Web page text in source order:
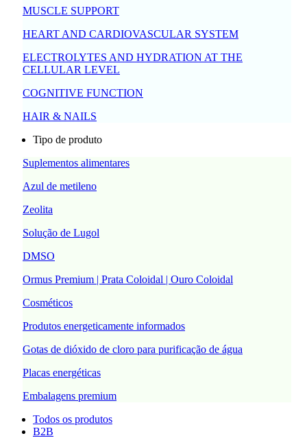
MUSCLE SUPPORT
HEART AND CARDIOVASCULAR SYSTEM
ELECTROLYTES AND HYDRATION AT THE
CELLULAR LEVEL
COGNITIVE FUNCTION
HAIR & NAILS
Tipo de produto
Suplementos alimentares
Azul de metileno
Zeolita
Solução de Lugol
DMSO
Ormus Premium | Prata Coloidal | Ouro Coloidal
Cosméticos
Produtos energeticamente informados
Gotas de dióxido de cloro para purificação de água
Placas energéticas
Embalagens premium
Todos os produtos
B2B